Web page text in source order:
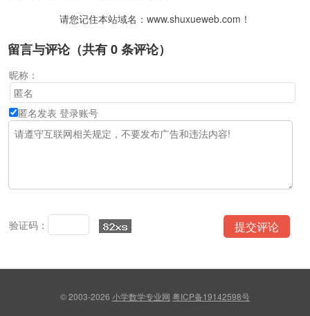
请您记住本站域名：www.shuxueweb.com！
留言与评论（共有0条评论）
昵称：
匿名发表 登录账号
验证码：
© 2003-2026 小学数学专业网 粤ICP备19142598号